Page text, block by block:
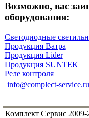
Возможно, вас
оборудования:
Светодиодные
Продукция Ватра
Продукция Lider
Продукция SUNTEK
Реле контроля
info@complect-service.ru
Комплект Сервис 2009-